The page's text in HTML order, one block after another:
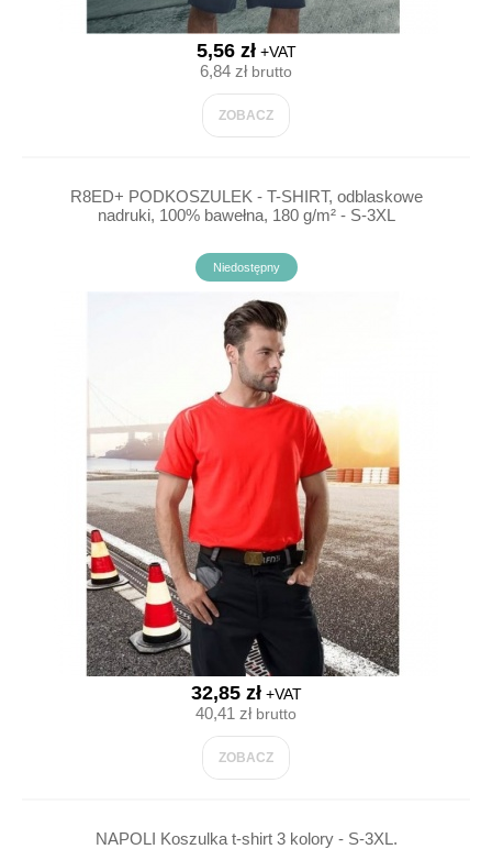
5,56 zł+VAT
6,84 złbrutto
ZOBACZ
R8ED+ PODKOSZULEK - T-SHIRT, odblaskowe
nadruki, 100% bawełna, 180 g/m² - S-3XL
Niedostępny
32,85 zł+VAT
40,41 złbrutto
ZOBACZ
NAPOLI Koszulka t-shirt 3 kolory - S-3XL.